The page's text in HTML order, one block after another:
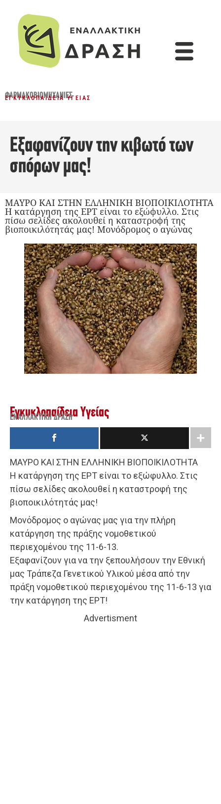
ΦΑΡΜΑΚΟΒΙΟΜΗΧΑΝΊΕΣ
ΕΓΚΥΚΛΟΠΑΊΔΕΙΑ ΥΓΕΊΑΣ
Εξαφανίζουν την κιβωτό των
σπόρων μας!
ΜΑΥΡΟ ΚΑΙ ΣΤΗΝ ΕΛΛΗΝΙΚΗ ΒΙΟΠΟΙΚΙΛΟΤΗΤΑ
Η κατάργηση της ΕΡΤ είναι το εξώφυλλο. Στις
πίσω σελίδες ακολουθεί η καταστροφή της
βιοποικιλότητάς μας! Μονόδρομος ο αγώνας
Εγκυκλοπαίδεια Υγείας
ΕΝΑΛΛΑΚΤΙΚΉ ΔΡΆΣΗ
ΜΑΥΡΟ ΚΑΙ ΣΤΗΝ ΕΛΛΗΝΙΚΗ ΒΙΟΠΟΙΚΙΛΟΤΗΤΑ
Η κατάργηση της ΕΡΤ είναι το εξώφυλλο. Στις
πίσω σελίδες ακολουθεί η καταστροφή της
βιοποικιλότητάς μας!
Μονόδρομος ο αγώνας μας για την πλήρη
κατάργηση της πράξης νομοθετικού
περιεχομένου της 11-6-13.
Εξαφανίζουν για να την ξεπουλήσουν την Εθνική
μας Τράπεζα Γενετικού Υλικού μέσα από την
πράξη νομοθετικού περιεχομένου της 11-6-13 για
την κατάργηση της ΕΡΤ!
Advertisment